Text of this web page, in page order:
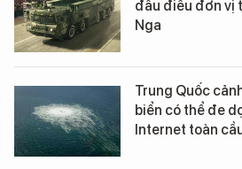
đầu điều đơn vị
Nga
Trung Quốc
biển có thể đe
Internet toàn